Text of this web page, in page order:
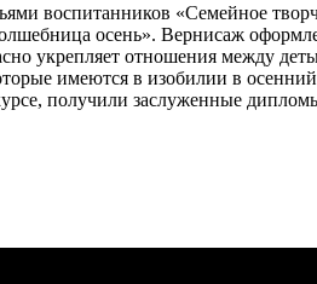
воспитанников «Семейное
осень». Вернисаж
укрепляет отношения между
имеются в изобилии в
получили заслуженные